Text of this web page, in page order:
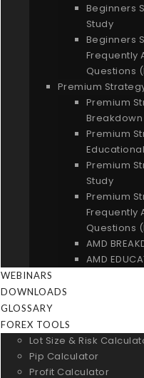
Beginners
Study
Beginners
Frequently
Questions
Premium
Premium
Breakdown
Premium
Premium
Study
Premium
Frequently
Questions
AMD
AMD
WEBINARS
DOWNLOADS
GLOSSARY
FOREX TOOLS
Lot Size & Risk
Pip Calculator
Profit Calculator